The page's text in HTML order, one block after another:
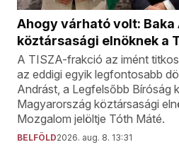
Ahogy várható volt:
köztársasági elnöknek a
A TISZA-frakció az imént
az eddigi egyik legfontosabb
Andrást, a Legfelsőbb Bíróság
Magyarország köztársasági
Mozgalom jelöltje Tóth Máté.
BELFÖLD2026. aug. 8. 13:31